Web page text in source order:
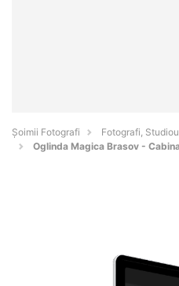
Șoimii Fotografi
Fotografi,
Oglinda Magica Brasov -